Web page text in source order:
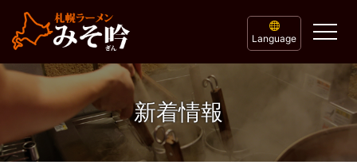
Language
新着情報